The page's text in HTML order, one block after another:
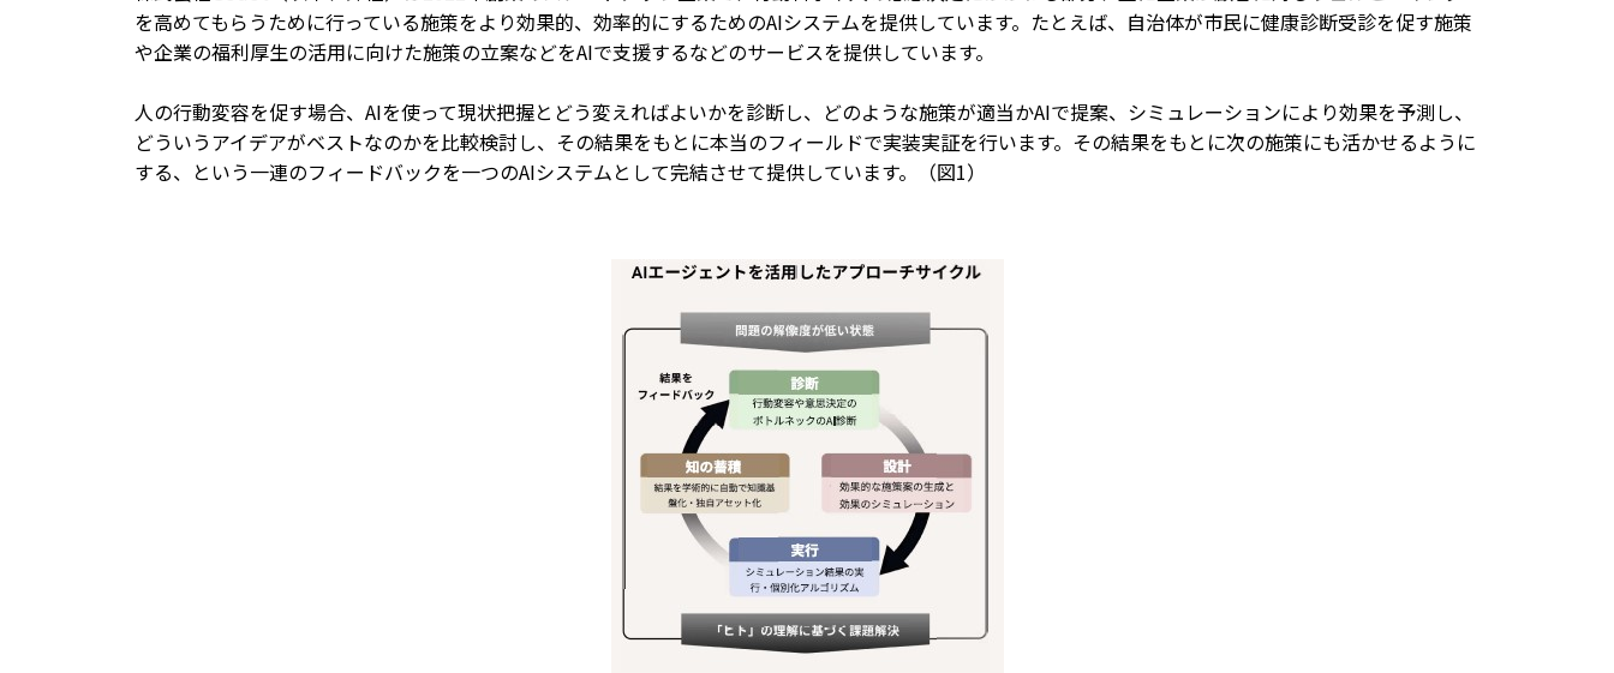
を高めてもらうために行っている施策をより効果的、効率的にするためのAIシステムを提供しています。たとえば、自治体が市民に健康診断受診を促す施策
や企業の福利厚生の活用に向けた施策の立案などをAIで支援するなどのサービスを提供しています。
人の行動変容を促す場合、AIを使って現状把握とどう変えればよいかを診断し、どのような施策が適当かAIで提案、シミュレーションにより効果を予測し、
どういうアイデアがベストなのかを比較検討し、その結果をもとに本当のフィールドで実装実証を行います。その結果をもとに次の施策にも活かせるように
する、という一連のフィードバックを一つのAIシステムとして完結させて提供しています。（図1）